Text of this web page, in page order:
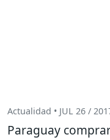
Actualidad • JUL 26 /
Paraguay